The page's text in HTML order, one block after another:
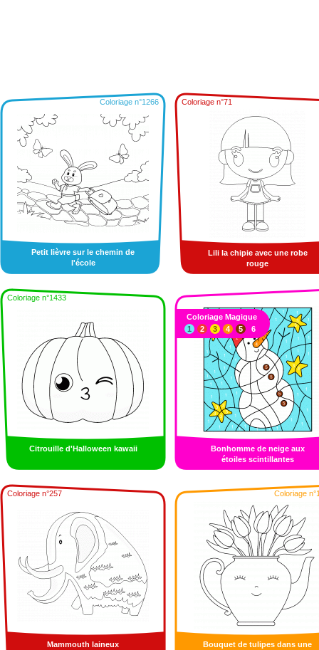
Coloriage n°1266
Petit lièvre sur le chemin de
l'école
Coloriage n°71
Lili la chipie avec une robe
rouge
Coloriage n°1433
Citrouille d'Halloween kawaii
Bonhomme de neige aux
étoiles scintillantes
Coloriage Magique
1
2 3 4 5 6
Coloriage n°257
Mammouth laineux
Coloriage
Bouquet de tulipes dans une